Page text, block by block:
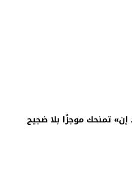
تمنحك موجزًا بلا ضجيج